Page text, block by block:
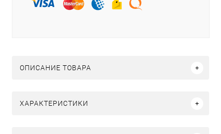
ОПИСАНИЕ ТОВАРА
ХАРАКТЕРИСТИКИ